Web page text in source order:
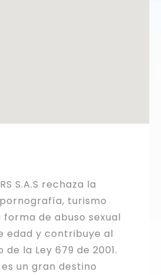
S.A.S rechaza la
turismo
de abuso sexual
edad y contribuye al
la Ley 679 de 2001.
un gran destino